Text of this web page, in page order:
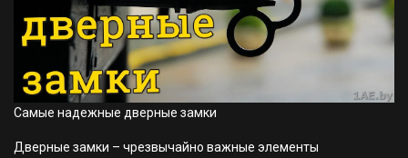
Самые надежные дверные замки
Дверные замки – чрезвычайно важные элементы